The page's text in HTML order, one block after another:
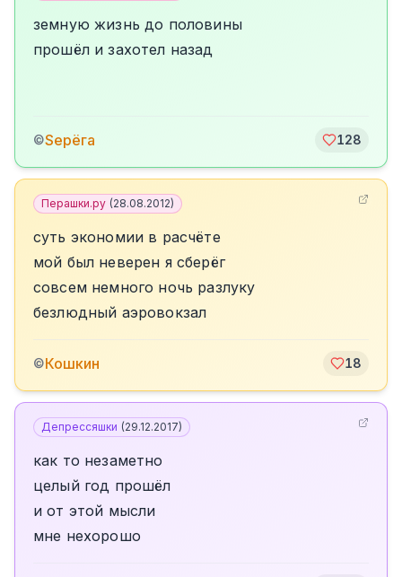
земную жизнь до половины
прошёл и захотел назад
©Sерёга 128
Перашки.ру (28.08.2012)
суть экономии в расчёте
мой был неверен я сберёг
совсем немного ночь разлуку
безлюдный аэровокзал
©Кошкин 18
Депрессяшки (29.12.2017)
как то незаметно
целый год прошёл
и от этой мысли
мне нехорошо